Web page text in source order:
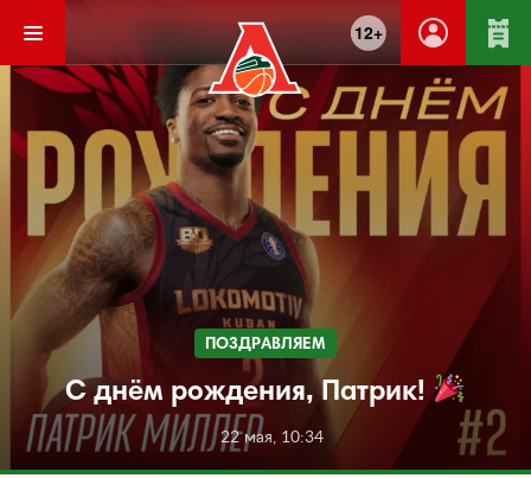
12+
ПОЗДРАВЛЯЕМ
С днём рождения, Патрик!
22 мая, 10:34